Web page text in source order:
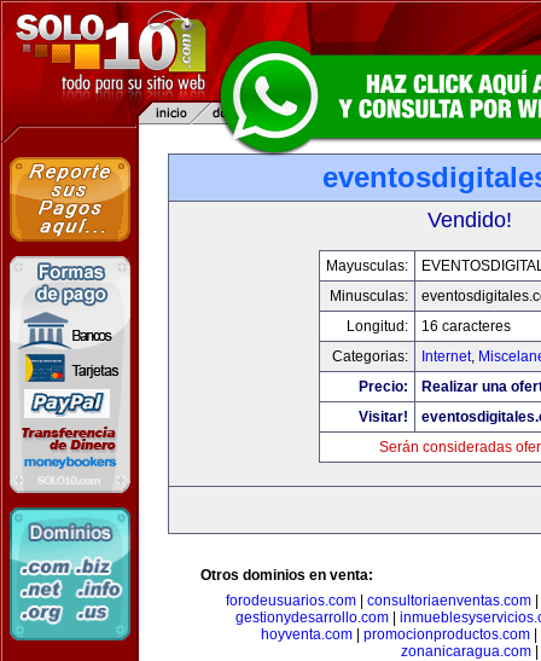
Vendido!
Mayusculas:
Minusculas:
Longitud:
16 caracteres
Categorias:
Internet,
Precio:
Realizar una
Visitar!
Serán consideradas
Otros dominios en venta:
forodeusuarios.com
consultoriaenventas.com
gestionydesarrollo.com
hoyventa.com| promocionproductos.com|
zonanicaragua.com